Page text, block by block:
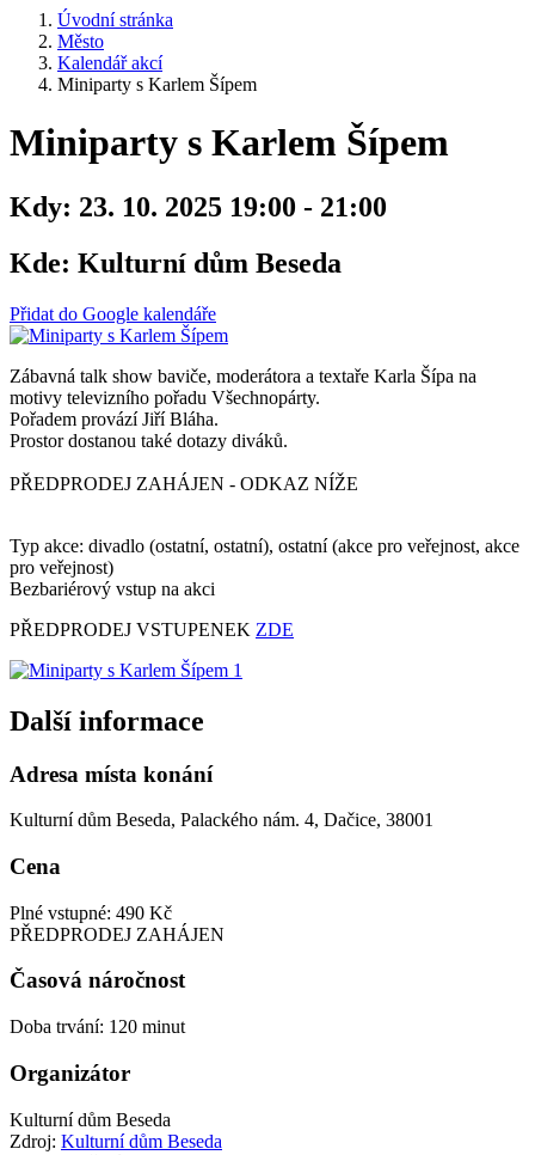
Úvodní stránka
Město
Kalendář akcí
Miniparty s Karlem Šípem
Miniparty s Karlem Šípem
Kdy: 23. 10. 2025 19:00 - 21:00
Kde: Kulturní dům Beseda
Přidat do Google kalendáře
Zábavná talk show baviče, moderátora a textaře Karla Šípa na
motivy televizního pořadu Všechnopárty.
Pořadem provází Jiří Bláha.
Prostor dostanou také dotazy diváků.
PŘEDPRODEJ ZAHÁJEN - ODKAZ NÍŽE
Typ akce: divadlo (ostatní, ostatní), ostatní (akce pro veřejnost, akce
pro veřejnost)
Bezbariérový vstup na akci
PŘEDPRODEJ VSTUPENEK ZDE
Další informace
Adresa místa konání
Kulturní dům Beseda, Palackého nám. 4, Dačice, 38001
Cena
Plné vstupné: 490 Kč
PŘEDPRODEJ ZAHÁJEN
Časová náročnost
Doba trvání: 120 minut
Organizátor
Kulturní dům Beseda
Zdroj: Kulturní dům Beseda